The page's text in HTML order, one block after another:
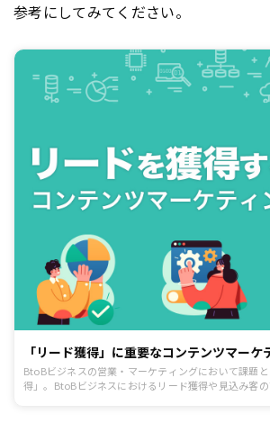
参考にしてみてください。
「リード獲得」に重要なコンテンツマーケ
BtoBビジネスの営業・マーケティングにおいて課題
得」。BtoBビジネスにおけるリード獲得や見込み客